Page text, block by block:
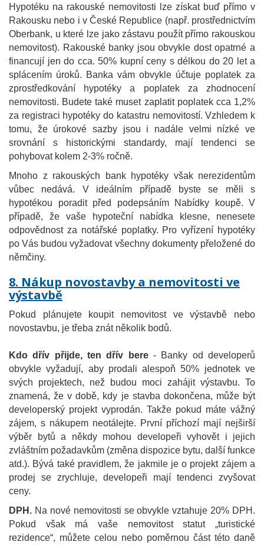
Hypotéku na rakouské nemovitosti lze získat buď přímo v
Rakousku nebo i v České Republice (např. prostřednictvím
Oberbank, u které lze jako zástavu použít přímo rakouskou
nemovitost). Rakouské banky jsou obvykle dost opatrné a
financují jen do cca. 50% kupní ceny s délkou do 20 let a
splácením úroků. Banka vám obvykle účtuje poplatek za
zprostředkování hypotéky a poplatek za zhodnocení
nemovitosti. Budete také muset zaplatit poplatek cca 1,2%
za registraci hypotéky do katastru nemovitostí. Vzhledem k
tomu, že úrokové sazby jsou i nadále velmi nízké ve
srovnání s historickými standardy, mají tendenci se
pohybovat kolem 2-3% ročně.
Mnoho z rakouských bank hypotéky však nerezidentům
vůbec nedává. V ideálním případě byste se měli s
hypotékou poradit před podepsáním Nabídky koupě. V
případě, že vaše hypoteční nabídka klesne, nenesete
odpovědnost za notářské poplatky. Pro vyřízení hypotéky
po Vás budou vyžadovat všechny dokumenty přeložené do
němčiny.
8. Nákup novostavby a nemovitosti ve
výstavbě
Pokud plánujete koupit nemovitost ve výstavbě nebo
novostavbu, je třeba znát několik bodů.
Kdo dřív přijde, ten dřív bere- Banky od developerů
obvykle vyžadují, aby prodali alespoň 50% jednotek ve
svých projektech, než budou moci zahájit výstavbu. To
znamená, že v době, kdy je stavba dokončena, může být
developerský projekt vyprodán. Takže pokud máte vážný
zájem, s nákupem neotálejte. První příchozí mají nejširší
výběr bytů a někdy mohou developeři vyhovět i jejich
zvláštním požadavkům (změna dispozice bytu, další funkce
atd.). Bývá také pravidlem, že jakmile je o projekt zájem a
prodej se zrychluje, developeři mají tendenci zvyšovat
ceny.
DPH. Na nové nemovitosti se obvykle vztahuje 20% DPH.
Pokud však má vaše nemovitost statut „turistické
rezidence“, můžete celou nebo poměrnou část této daně